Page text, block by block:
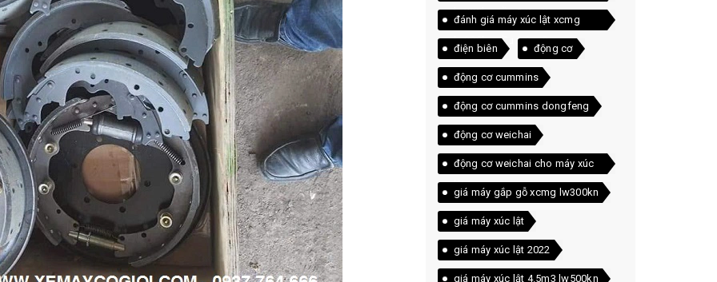
lw300kn gầu 1.8 m3
đánh giá máy xúc lật xcmg
lw300kn gầu 2.2 m3
điện biên động cơ
động cơ cummins
động cơ cummins dongfeng
động cơ weichai
động cơ weichai cho máy xúc
lật
giá máy gắp gỗ xcmg lw300kn
giá máy xúc lật
giá máy xúc lật 2022
giá máy xúc lật 4.5m3 lw500kn